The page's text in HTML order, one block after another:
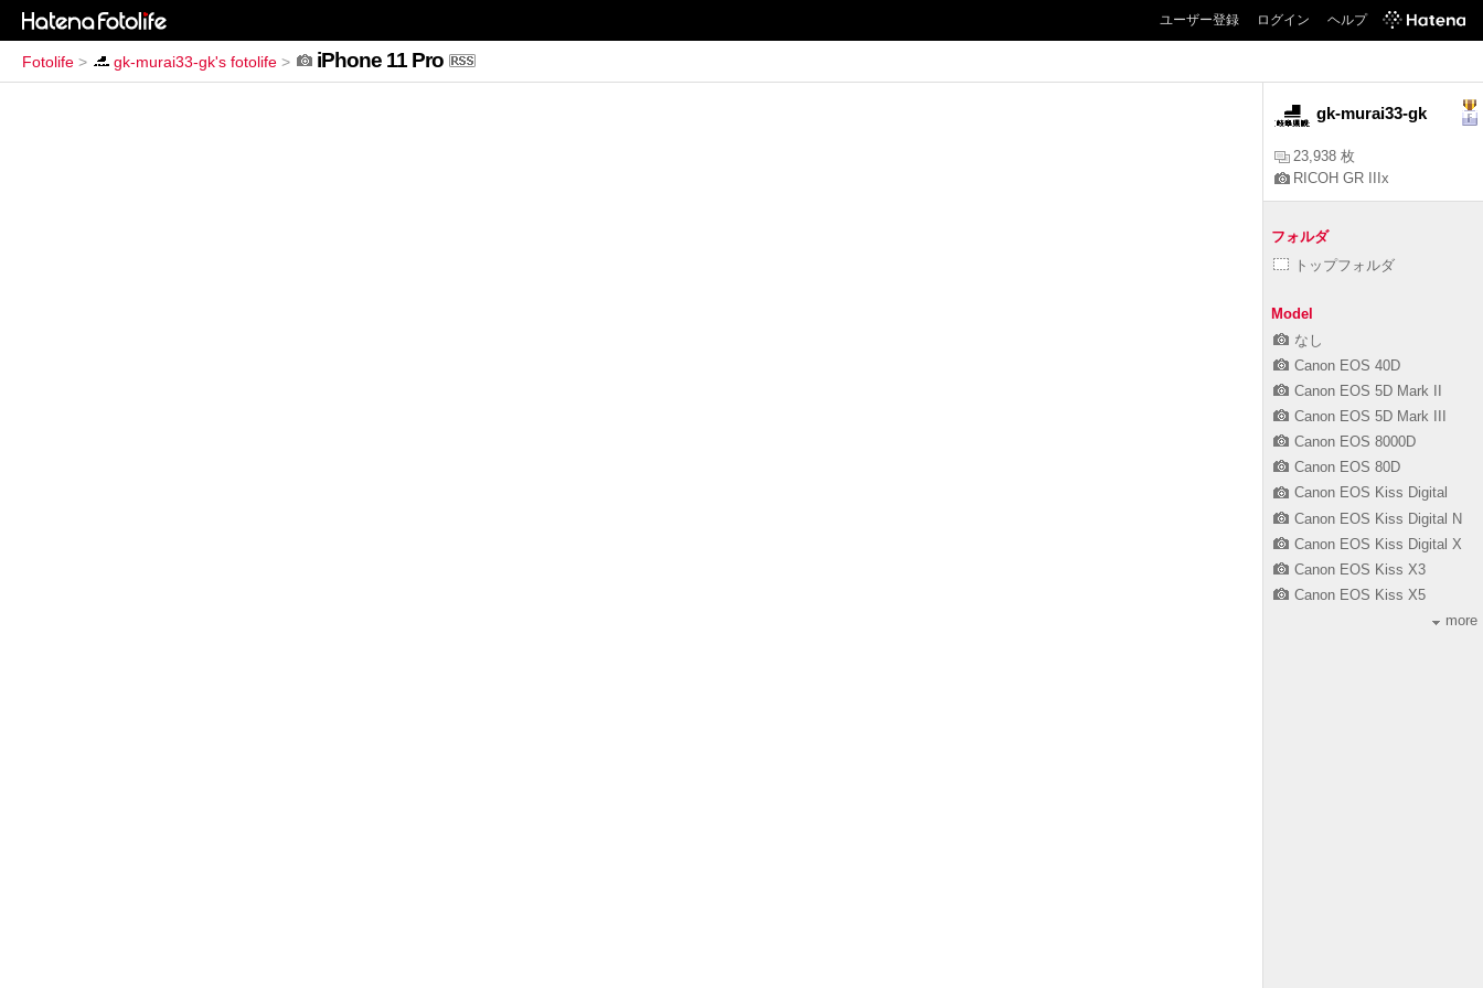
ユーザー登録 ログイン ヘルプ
Fotolife > gk-murai33-gk's fotolife > iPhone 11 Pro
gk-murai33-gk
23,938 枚
RICOH GR IIIx
フォルダ
トップフォルダ
Model
なし
Canon EOS 40D
Canon EOS 5D Mark II
Canon EOS 5D Mark III
Canon EOS 8000D
Canon EOS 80D
Canon EOS Kiss Digital
Canon EOS Kiss Digital N
Canon EOS Kiss Digital X
Canon EOS Kiss X3
Canon EOS Kiss X5
more